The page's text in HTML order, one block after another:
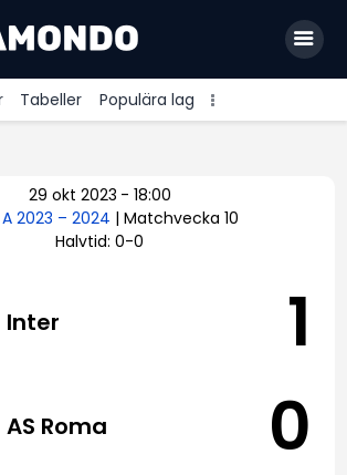
Tabeller Populära lag
League
29 okt 2023 - 18:00
2023 – 2024 | Matchvecka 10
Halvtid: 0-0
Inter 1
AS Roma 0